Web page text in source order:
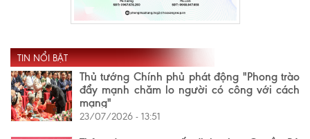
TIN NỔI BẬT
Thủ tướng Chính phủ phát động "Phong trào
đẩy mạnh chăm lo người có công với cách
mạng"
23/07/2026 - 13:51